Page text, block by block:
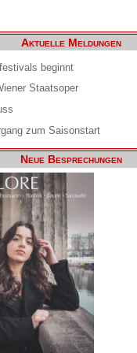
Aktuelle Meldungen
beginnt
Staatsoper
zum Saisonstart
Neue Besprechungen